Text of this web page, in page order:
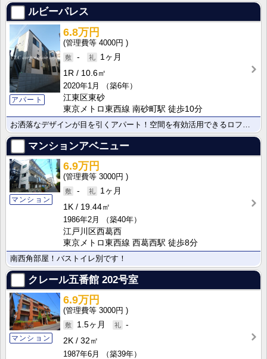
ルビーパレス
アパート
6.8万円
4000円
-
1ヶ月
1R
10.6㎡
2020年1月
（築6年）
江東区東砂
東京メトロ東西線 南砂町駅 徒歩10分
マンションアベニュー
マンション
6.9万円
3000円
-
1ヶ月
1K
19.44㎡
1986年2月
（築40年）
江戸川区西葛西
東京メトロ東西線 西葛西駅 徒歩8分
南西角部屋！バストイレ別です！
クレール五番館 202号室
マンション
6.9万円
3000円
1.5ヶ月
-
2K
32㎡
1987年6月
（築39年）